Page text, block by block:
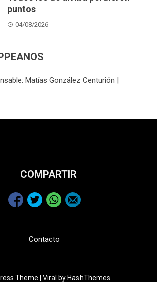
puntos
04/08/2026
Matías González Centurión |
COMPARTIR
Contacto
Theme | Viral by HashThemes